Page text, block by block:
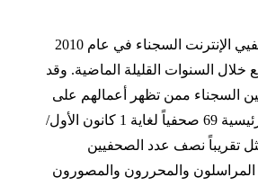
استقر عدد صحفيي الإنترنت السجناء في عام 2010
خلال السنوات القليلة الماضية. وقد
السجناء ممن تظهر أعمالهم على
الإنترنت بصفة رئيسية 69 صحفياً لغاية 1 كانون الأول/
تقريباً نصف عدد الصحفيين
المراسلون والمحررون والمصورون